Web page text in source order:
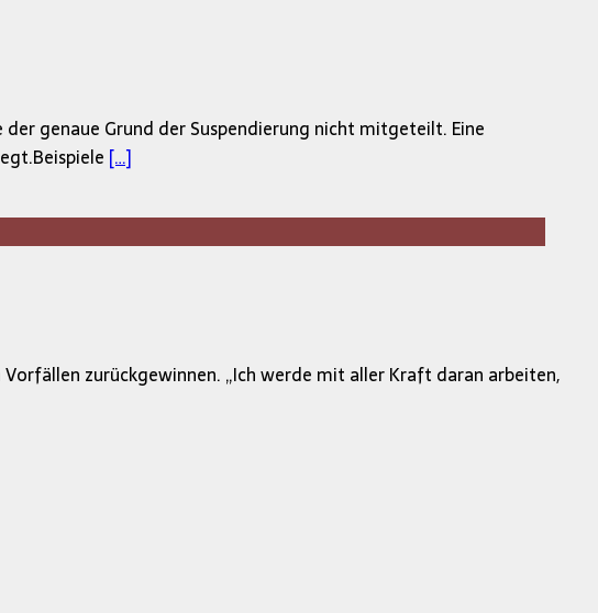
genaue Grund der Suspendierung nicht mitgeteilt. Eine
[…]
zurückgewinnen. „Ich werde mit aller Kraft daran arbeiten,